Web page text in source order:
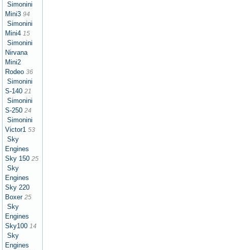
Simonini
Mini3 94
Simonini
Mini4 15
Simonini
Nirvana
Mini2
Rodeo 36
Simonini
S-140 21
Simonini
S-250 24
Simonini
Victor1 53
Sky
Engines
Sky 150 25
Sky
Engines
Sky 220
Boxer 25
Sky
Engines
Sky100 14
Sky
Engines